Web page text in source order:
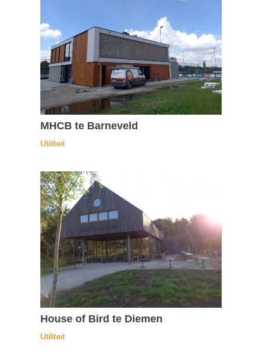
MHCB te Barneveld
Utiliteit
House of Bird te Diemen
Utiliteit